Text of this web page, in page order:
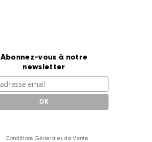
Abonnez-vous à notre
newsletter
Conditions Générales de Vente